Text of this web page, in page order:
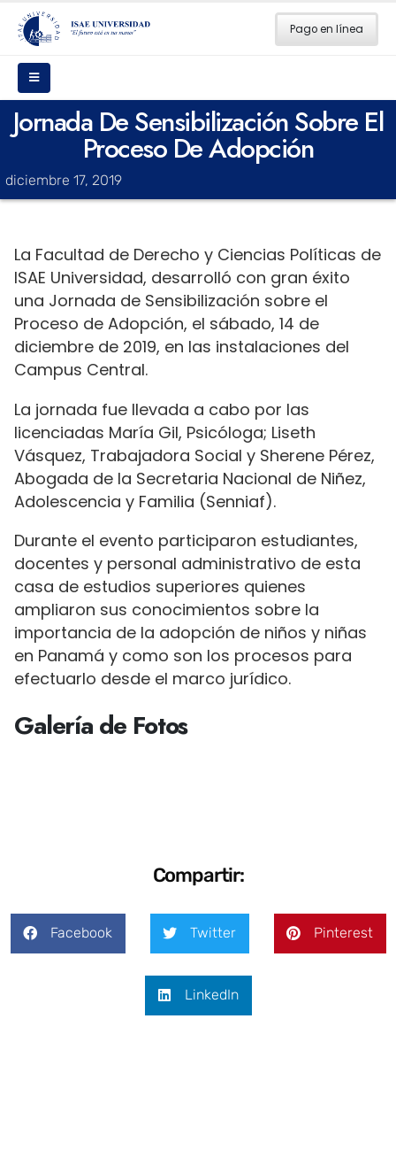
Pago en línea
Jornada De Sensibilización Sobre El
Proceso De Adopción
diciembre 17, 2019
La Facultad de Derecho y Ciencias Políticas de
ISAE Universidad, desarrolló con gran éxito
una Jornada de Sensibilización sobre el
Proceso de Adopción, el sábado, 14 de
diciembre de 2019, en las instalaciones del
Campus Central.
La jornada fue llevada a cabo por las
licenciadas María Gil, Psicóloga; Liseth
Vásquez, Trabajadora Social y Sherene Pérez,
Abogada de la Secretaria Nacional de Niñez,
Adolescencia y Familia (Senniaf).
Durante el evento participaron estudiantes,
docentes y personal administrativo de esta
casa de estudios superiores quienes
ampliaron sus conocimientos sobre la
importancia de la adopción de niños y niñas
en Panamá y como son los procesos para
efectuarlo desde el marco jurídico.
Galería de Fotos
Compartir:
Facebook Twitter Pinterest
LinkedIn